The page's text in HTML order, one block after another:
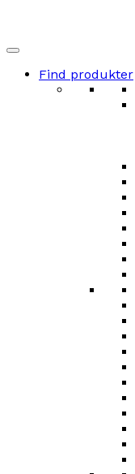
Find produkter